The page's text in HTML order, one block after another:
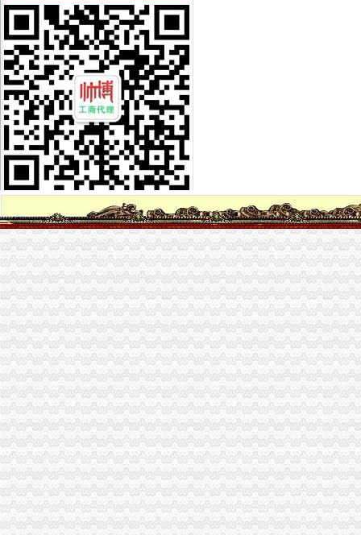
【无锡新区代办执照无锡新区代办税务登记无锡新区代办营业执照无
重庆委托书招标采购-千里马招标网
12月16日上市公司晚间公告速递_财经_MSN中国
重庆南岸咨询与业-顺企网重庆南岸黄页
重庆聚天下企业孵化器有限公司联系方式_信用报告_工商信息-启信宝
万事通||押_凤凰资讯
重庆九一七八网络科技有限公司联系方式_信用报告_工商信息-启信宝
重庆渝开发股份有限公司2003年年度报告_渝开发（000514）_公告正
【供应苏州新区代办营业执照苏州吴中区代办营业执照优选苏州德仁】
租售转让|重庆|重庆市_凤凰资讯
【重庆茶园新区代办公司】_重庆列表网
【坪山代办营业执照代办坪山新区营业执照】价格_厂家_图片-Hc360
[中报]渝开发：2013年半年度报告-[中财网]
【图】南岸茶园新区府公司注册代办营业执照代理_重庆工商注册_重
【58同城】重庆北碚城北新区资质证书办理_企业资质代理_资质代办机
重庆茶园新区代办公司_列表网
重庆市家来置业代理有限公司_【电话地址_招聘信息_注册信息_信用信
渝开发：2013年半年度报告（2013-08-08）_渝开发（000514）个股
【58同城】城北新区代理记账_城北新区代理记账公司
重庆市家来置业代理有限公司_【电话地址_招聘信息_注册信息_信用信
重庆艺诚汽车租赁有限公司南岸分公司_【信用信息_诉讼信息_财务信
2017-2019招标代理机构服务项目_比选公告_中国招标网_重庆市招标
渝开发：2013年年度报告_交易所公告_市场_中金在线
渝开发：2013年年度报告（更新后）_渝开发（000514）_公告正文
东莞市环保信访况公示（周报）2013-8-2
重庆广播电视大学直属学院_一方财务招聘简章
渝开发：2013年年度报告_渝开发（000514）_公告正文
重庆长江电工工业集团有限公司2018年10台报废汽车报废处置招标公
重庆长江电工工业集团有限公司2018年10台报废汽车报废处置招标公
茶园新区代办营业执照
重庆哪家代办较快办理营业执照,房地产开发资质验资-重庆58同城